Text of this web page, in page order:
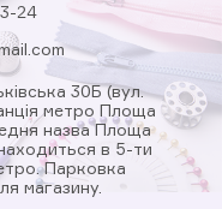
24
30Б (вул.
метро Площа
назва Площа
в 5-ти
Парковка
магазину.